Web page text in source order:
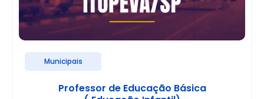
Municipais
Professor de Educação Básica